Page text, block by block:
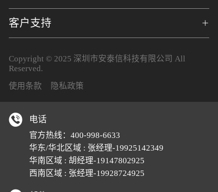
客户支持
Copyright © 2025 深圳市安泰信科技有限公司 All
Reserved.
使用条款
隐私政策
电话
官方热线： 400-998-6633
华东/华北区域 : 张经理-19925142349
华南区域 : 胡经理-19147802925
西南区域 : 张经理-19928724925